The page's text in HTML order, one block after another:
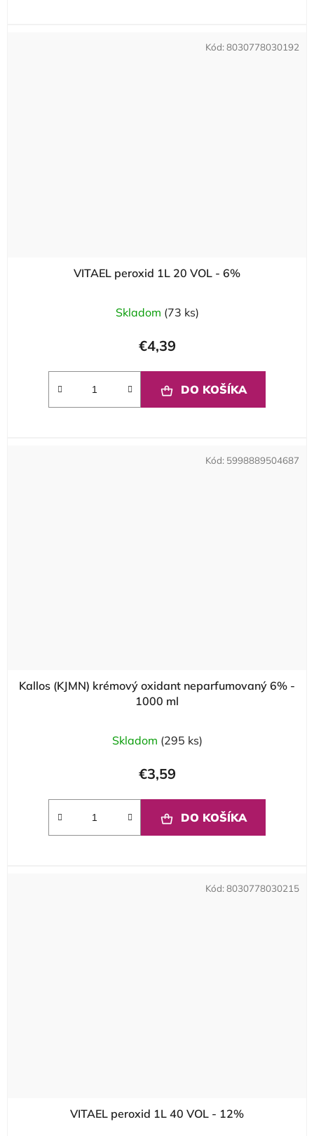
VITAEL peroxid 1L 20 VOL - 6%
Skladom (73 ks)
€4,39
DO KOŠÍKA
Kód:8030778030192
Kallos (KJMN) krémový oxidant neparfumovaný 6% -
1000 ml
Skladom (295 ks)
€3,59
DO KOŠÍKA
Kód: 5998889504687
VITAEL peroxid 1L 40 VOL - 12%
Kód: 8030778030215